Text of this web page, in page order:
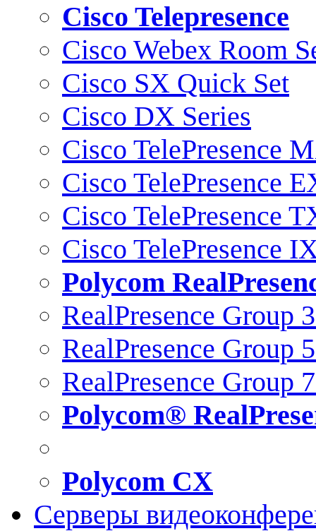
Cisco Telepresence
Cisco Webex Room
Cisco SX Quick Set
Cisco DX Series
Cisco TelePresence
Cisco TelePresence
Cisco TelePresence
Cisco TelePresence
Polycom
RealPresence Group
RealPresence Group
RealPresence Group
Polycom®
Polycom CX
Серверы